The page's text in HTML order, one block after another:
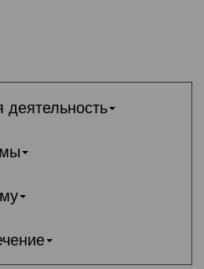
деятельность